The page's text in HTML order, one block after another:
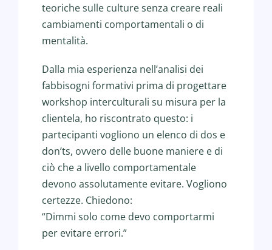
teoriche sulle culture senza creare reali
cambiamenti comportamentali o di
mentalità.
Dalla mia esperienza nell’analisi dei
fabbisogni formativi prima di progettare
workshop interculturali su misura per la
clientela, ho riscontrato questo: i
partecipanti vogliono un elenco di dos e
don’ts, ovvero delle buone maniere e di
ciò che a livello comportamentale
devono assolutamente evitare. Vogliono
certezze. Chiedono:
“Dimmi solo come devo comportarmi
per evitare errori.”